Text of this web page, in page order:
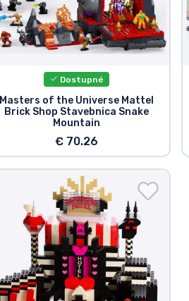
Dostupné
Masters of the Universe Mattel
Brick Shop Stavebnica Snake
Mountain
€ 70.26